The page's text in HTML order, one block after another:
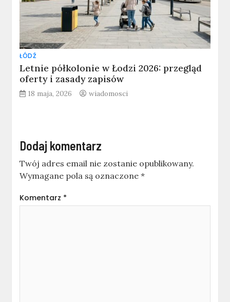
ŁÓDŹ
Letnie półkolonie w Łodzi 2026: przegląd
oferty i zasady zapisów
18 maja, 2026 wiadomosci
Dodaj komentarz
Twój adres email nie zostanie opublikowany.
Wymagane pola są oznaczone*
Komentarz *